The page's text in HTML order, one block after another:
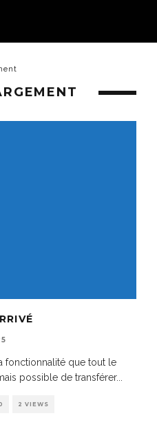
fonctionnalité que tout le
possible de transférer...
2 VIEWS